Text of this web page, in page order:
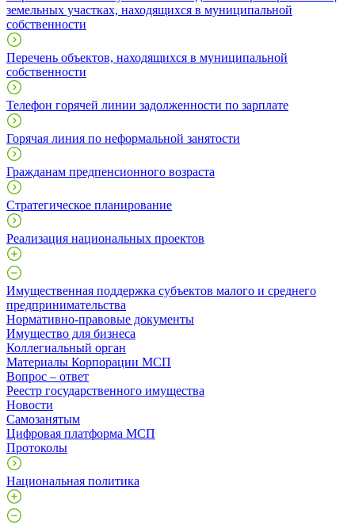
земельных участках, находящихся в муниципальной
собственности
Перечень объектов, находящихся в муниципальной
собственности
Телефон горячей линии задолженности по зарплате
Горячая линия по неформальной занятости
Гражданам предпенсионного возраста
Стратегическое планирование
Реализация национальных проектов
Имущественная поддержка субъектов малого и среднего
предпринимательства
Нормативно-правовые документы
Имущество для бизнеса
Коллегиальный орган
Материалы Корпорации МСП
Вопрос – ответ
Реестр государственного имущества
Новости
Самозанятым
Цифровая платформа МСП
Протоколы
Национальная политика